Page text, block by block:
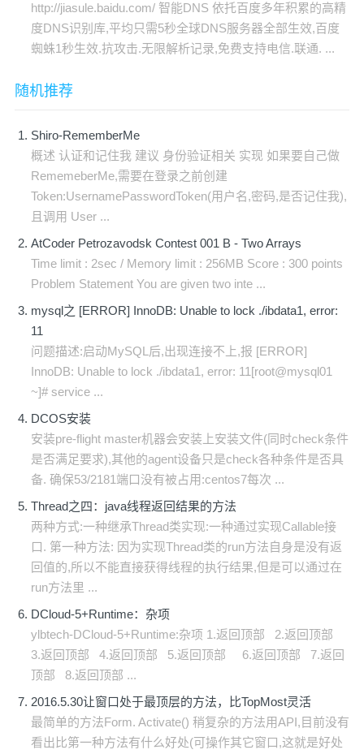
http://jiasule.baidu.com/ 智能DNS 依托百度多年积累的高精
度DNS识别库,平均只需5秒全球DNS服务器全部生效,百度
蜘蛛1秒生效.抗攻击.无限解析记录,免费支持电信.联通. ...
随机推荐
Shiro-RememberMe
概述 认证和记住我 建议 身份验证相关 实现 如果要自己做
RememeberMe,需要在登录之前创建
Token:UsernamePasswordToken(用户名,密码,是否记住我),
且调用 User ...
AtCoder Petrozavodsk Contest 001 B - Two Arrays
Time limit : 2sec / Memory limit : 256MB Score : 300 points
Problem Statement You are given two inte ...
mysql之 [ERROR] InnoDB: Unable to lock ./ibdata1, error:
11
问题描述:启动MySQL后,出现连接不上,报 [ERROR]
InnoDB: Unable to lock ./ibdata1, error: 11[root@mysql01
~]# service ...
DCOS安装
安装pre-flight master机器会安装上安装文件(同时check条件
是否满足要求),其他的agent设备只是check各种条件是否具
备. 确保53/2181端口没有被占用:centos7每次 ...
Thread之四：java线程返回结果的方法
两种方式:一种继承Thread类实现:一种通过实现Callable接
口. 第一种方法: 因为实现Thread类的run方法自身是没有返
回值的,所以不能直接获得线程的执行结果,但是可以通过在
run方法里 ...
DCloud-5+Runtime：杂项
ylbtech-DCloud-5+Runtime:杂项 1.返回顶部 2.返回顶部
3.返回顶部 4.返回顶部 5.返回顶部 6.返回顶部 7.返回
顶部 8.返回顶部 ...
2016.5.30让窗口处于最顶层的方法，比TopMost灵活
最简单的方法Form. Activate() 稍复杂的方法用API,目前没有
看出比第一种方法有什么好处(可操作其它窗口,这就是好处